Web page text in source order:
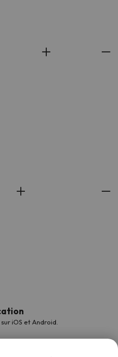
iOS et Android.